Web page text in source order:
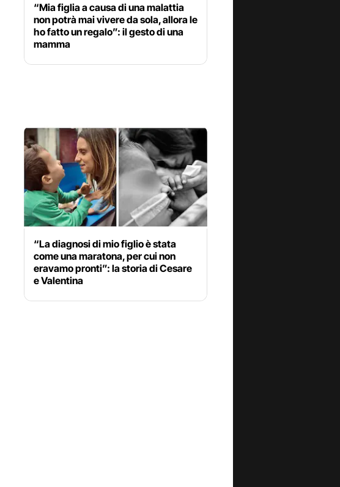
“Mia figlia a causa di una malattia
non potrà mai vivere da sola, allora le
ho fatto un regalo”: il gesto di una
mamma
“La diagnosi di mio figlio è stata
come una maratona, per cui non
eravamo pronti”: la storia di Cesare
e Valentina